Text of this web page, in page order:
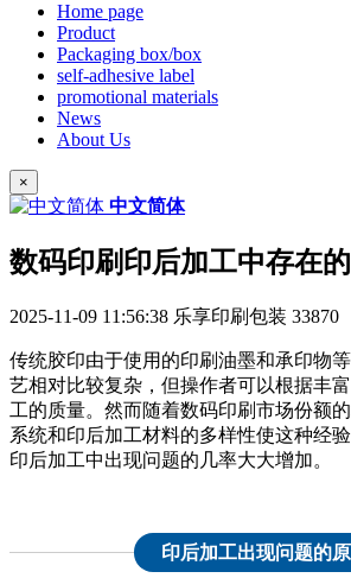
Home page
Product
Packaging box/box
self-adhesive label
promotional materials
News
About Us
×
中文简体
数码印刷印后加工中存在
2025-11-09 11:56:38 乐享印刷包装 33870
传统胶印由于使用的印刷油墨和承印物
艺相对比较复杂，但操作者可以根据丰
工的质量。然而随着数码印刷市场份额
系统和印后加工材料的多样性使这种经
印后加工中出现问题的几率大大增加。
印后加工出现问题的